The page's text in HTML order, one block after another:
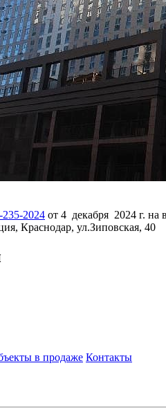
235-2024 от 4 декабря 2024 г. на
Краснодар, ул.Зиповская, 40
в продаже Контакты